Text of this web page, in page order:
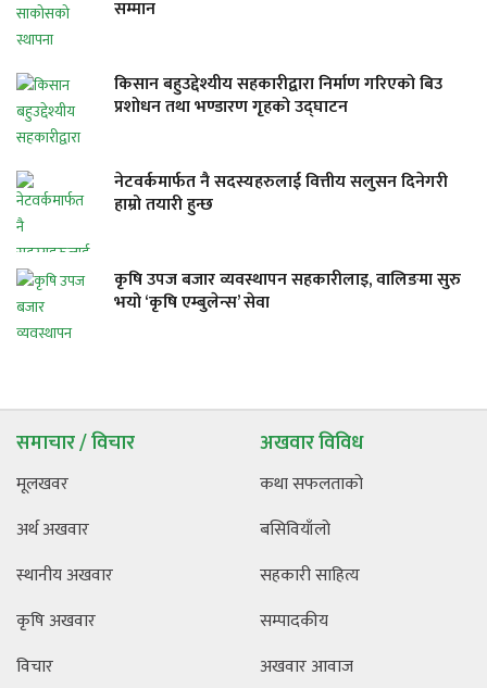
सम्मान
किसान बहुउद्देश्यीय सहकारीद्वारा निर्माण गरिएको बिउ
प्रशोधन तथा भण्डारण गृहको उद्घाटन
नेटवर्कमार्फत नै सदस्यहरुलाई वित्तीय सलुसन दिनेगरी
हाम्रो तयारी हुन्छ
कृषि उपज बजार व्यवस्थापन सहकारीलाइ, वालिङमा सुरु
भयो ‘कृषि एम्बुलेन्स’ सेवा
समाचार / विचार
मूलखवर
अर्थ अखवार
स्थानीय अखवार
कृषि अखवार
विचार
अखवार विविध
कथा सफलताको
बसिवियाँलो
सहकारी साहित्य
सम्पादकीय
अखवार आवाज